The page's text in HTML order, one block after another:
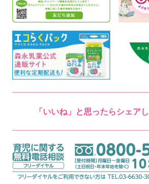
「いいね」と思ったらシェア